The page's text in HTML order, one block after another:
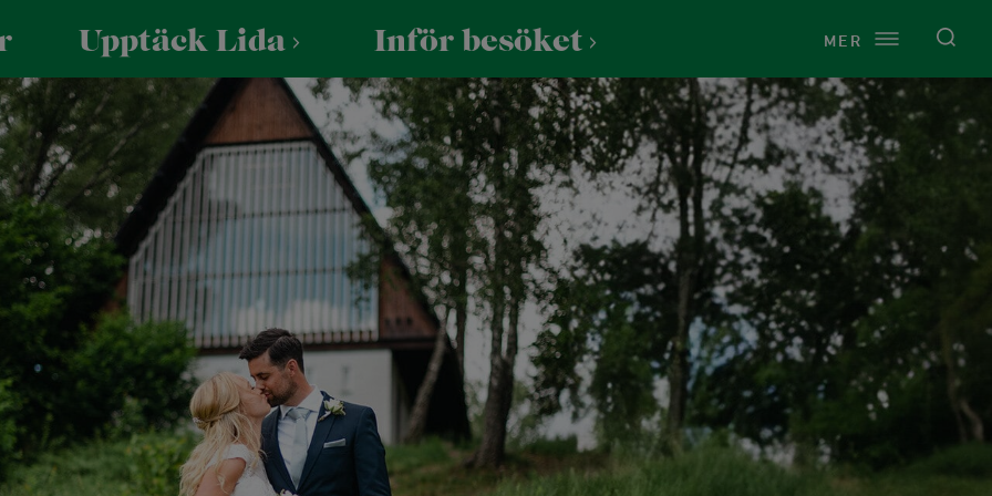
Upptäck Lida
UTFORSKA VIA KARTAN
Vattenaktiviteter
Friluftsbad
Kajak, kanot och SUP
Vattenskidor
Bastuflotte
Mat & fest
Lida Värdshus
Konferens
Bröllop och dop
Minnesstund
Vandring & natur
Stigar och leder
Fågelskådning
Stigar för barn
Naturen på Lida
Inför besöket
Praktiskt
Öppettider
Hitta hit
Parkering
Säkerhet och trivsel
Tillgänglighet
Service
Just nu på Lida
Presentkort
Toaletter
Cykeltvätt
Raststugan Naturport
Tältning och vindskydd
Grillplatser
Omklädningsrum och bastu
MER
skola/förening
och förskola
och skolbesök
För företag
Företagsevent
Konferens
Om Lida
Vårt uppdrag
Kontakt
Årsredovisningar
Press
Vi finns på Lida
Historia
Naturen på Lida
Hållbarhet
Uthyrningspolicy
Samarbeten och sponsring